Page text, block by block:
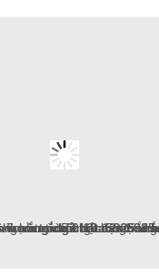
Bông tai ngọc
trai tròn 10-12mm
trắng chốt bạc
trắng chốt bạc
trắng chốt bạc S925 xi
tròn 9-10 mm
hồng chốt bạc S925 xi